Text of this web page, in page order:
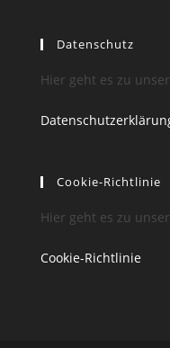
Datenschutz
Hier geht es zu
Cookie-Richtlinie
Hier geht es zu
Cookie-Richtlinie